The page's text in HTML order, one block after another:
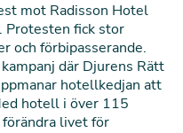
mot Radisson Hotel
Protesten fick stor
och förbipasserande.
där Djurens Rätt
hotellkedjan att
hotell i över 115
livet för